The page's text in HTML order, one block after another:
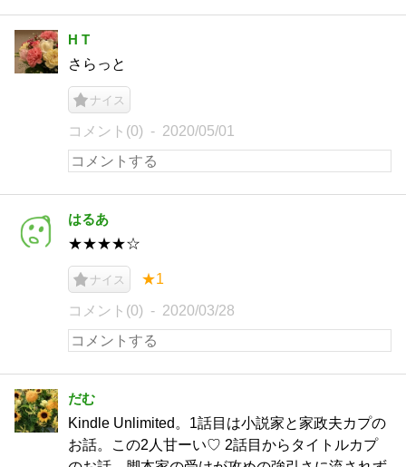
H T
さらっと
ナイス
コメント(0) 2020/05/01
はるあ
★★★★☆
ナイス ★1
コメント(0) 2020/03/28
だむ
Kindle Unlimited。1話目は小説家と家政夫カプの
お話。この2人甘ーい♡ 2話目からタイトルカプ